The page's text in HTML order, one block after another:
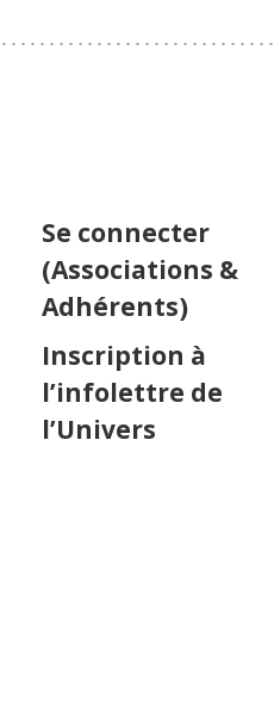
Se connecter
(Associations &
Adhérents)
Inscription à
l’infolettre de
l’Univers